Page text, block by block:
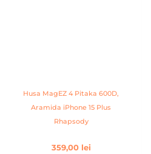
Husa MagEZ 4 Pitaka 600D,
Aramida iPhone 15 Plus
Rhapsody
359,00 lei